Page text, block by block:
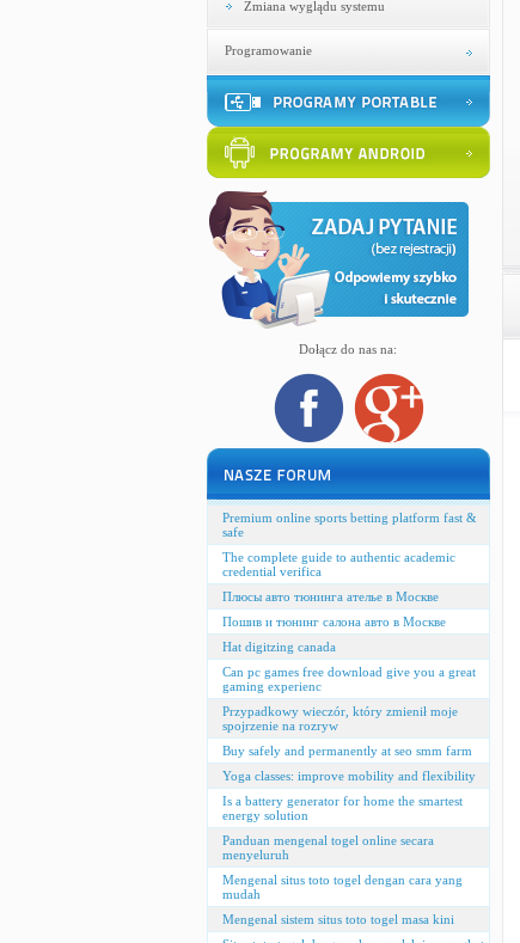
Zmiana wyglądu systemu
Programowanie
Dołącz do nas na:
Premium online sports betting platform fast &
safe
The complete guide to authentic academic
credential verifica
Плюсы авто тюнинга ателье в Москве
Пошив и тюнинг салона авто в Москве
Hat digitzing canada
Can pc games free download give you a great
gaming experienc
Przypadkowy wieczór, który zmienił moje
spojrzenie na rozryw
Buy safely and permanently at seo smm farm
Yoga classes: improve mobility and flexibility
Is a battery generator for home the smartest
energy solution
Panduan mengenal togel online secara
menyeluruh
Mengenal situs toto togel dengan cara yang
mudah
Mengenal sistem situs toto togel masa kini